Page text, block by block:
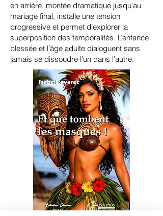
en arrière, montée dramatique jusqu’au
mariage final, installe une tension
progressive et permet d’explorer la
superposition des temporalités. L’enfance
blessée et l’âge adulte dialoguent sans
jamais se dissoudre l’un dans l’autre.